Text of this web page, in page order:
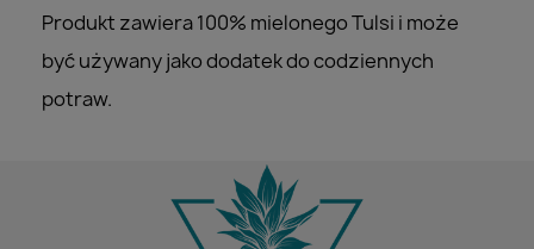
Produkt zawiera 100% mielonego Tulsi i może
być używany jako dodatek do codziennych
potraw.